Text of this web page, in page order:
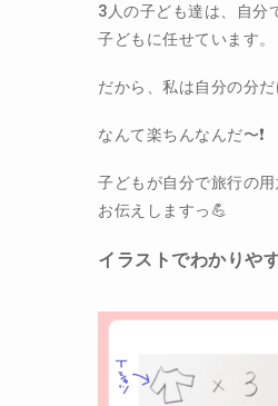
3人の子ども達は、自分
子どもに任せています。
だから、私は自分の分だ
なんて楽ちんなんだ〜❗️
子どもが自分で旅行の用
お伝えしますっ💪
イラストでわかりや